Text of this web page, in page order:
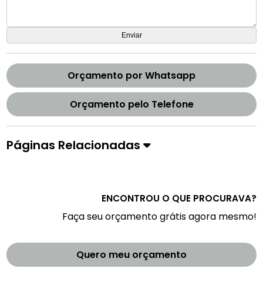
Orçamento por Whatsapp
Orçamento pelo Telefone
Páginas Relacionadas
ENCONTROU O QUE PROCURAVA?
Faça seu orçamento grátis agora mesmo!
Quero meu orçamento